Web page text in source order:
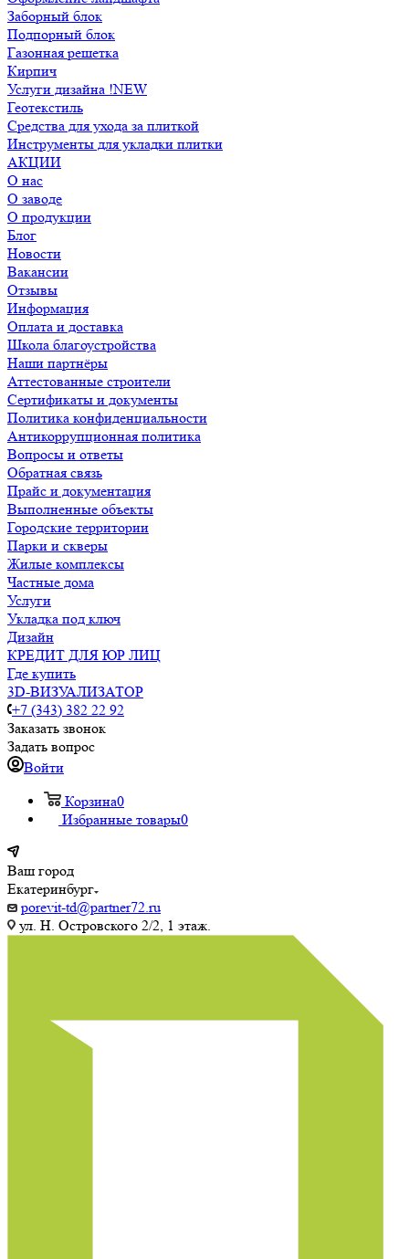
Заборный блок
Подпорный блок
Газонная решетка
Кирпич
Услуги дизайна !NEW
Геотекстиль
Средства для ухода за плиткой
Инструменты для укладки плитки
АКЦИИ
О нас
О заводе
О продукции
Блог
Новости
Вакансии
Отзывы
Информация
Оплата и доставка
Школа благоустройства
Наши партнёры
Аттестованные строители
Сертификаты и документы
Политика конфиденциальности
Антикоррупционная политика
Вопросы и ответы
Обратная связь
Прайс и документация
Выполненные объекты
Городские территории
Парки и скверы
Жилые комплексы
Частные дома
Услуги
Укладка под ключ
Дизайн
КРЕДИТ ДЛЯ ЮР ЛИЦ
Где купить
3D-ВИЗУАЛИЗАТОР
+7 (343) 382 22 92
Заказать звонок
Задать вопрос
Войти
Корзина0
Избранные товары0
Ваш город
Екатеринбург
porevit-td@partner72.ru
ул. Н. Островского 2/2, 1 этаж.